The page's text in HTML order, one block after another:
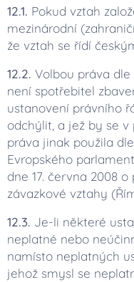
12.1. Pokud vztah
mezinárodní
že vztah se řídí
12.2. Volbou práva dle
není spotřebitel
ustanovení právního
odchýlit, a jež by se
práva jinak použila
Evropského
dne 17. června 2008
závazkové vztahy
12.3. Je-li některé
neplatné nebo
namísto neplatných
jehož smysl se